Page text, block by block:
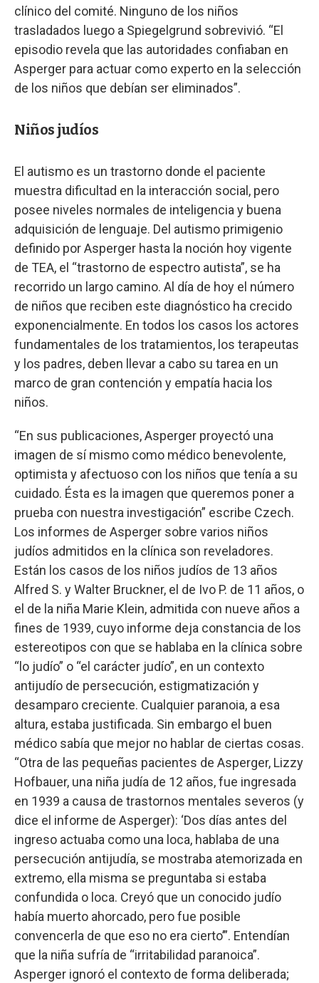
clínico del comité. Ninguno de los niños
trasladados luego a Spiegelgrund sobrevivió. “El
episodio revela que las autoridades confiaban en
Asperger para actuar como experto en la selección
de los niños que debían ser eliminados”.
Niños judíos
El autismo es un trastorno donde el paciente
muestra dificultad en la interacción social, pero
posee niveles normales de inteligencia y buena
adquisición de lenguaje. Del autismo primigenio
definido por Asperger hasta la noción hoy vigente
de TEA, el “trastorno de espectro autista”, se ha
recorrido un largo camino. Al día de hoy el número
de niños que reciben este diagnóstico ha crecido
exponencialmente. En todos los casos los actores
fundamentales de los tratamientos, los terapeutas
y los padres, deben llevar a cabo su tarea en un
marco de gran contención y empatía hacia los
niños.
“En sus publicaciones, Asperger proyectó una
imagen de sí mismo como médico benevolente,
optimista y afectuoso con los niños que tenía a su
cuidado. Ésta es la imagen que queremos poner a
prueba con nuestra investigación” escribe Czech.
Los informes de Asperger sobre varios niños
judíos admitidos en la clínica son reveladores.
Están los casos de los niños judíos de 13 años
Alfred S. y Walter Bruckner, el de Ivo P. de 11 años, o
el de la niña Marie Klein, admitida con nueve años a
fines de 1939, cuyo informe deja constancia de los
estereotipos con que se hablaba en la clínica sobre
“lo judío” o “el carácter judío”, en un contexto
antijudío de persecución, estigmatización y
desamparo creciente. Cualquier paranoia, a esa
altura, estaba justificada. Sin embargo el buen
médico sabía que mejor no hablar de ciertas cosas.
“Otra de las pequeñas pacientes de Asperger, Lizzy
Hofbauer, una niña judía de 12 años, fue ingresada
en 1939 a causa de trastornos mentales severos (y
dice el informe de Asperger): ‘Dos días antes del
ingreso actuaba como una loca, hablaba de una
persecución antijudía, se mostraba atemorizada en
extremo, ella misma se preguntaba si estaba
confundida o loca. Creyó que un conocido judío
había muerto ahorcado, pero fue posible
convencerla de que eso no era cierto’”. Entendían
que la niña sufría de “irritabilidad paranoica”.
Asperger ignoró el contexto de forma deliberada;